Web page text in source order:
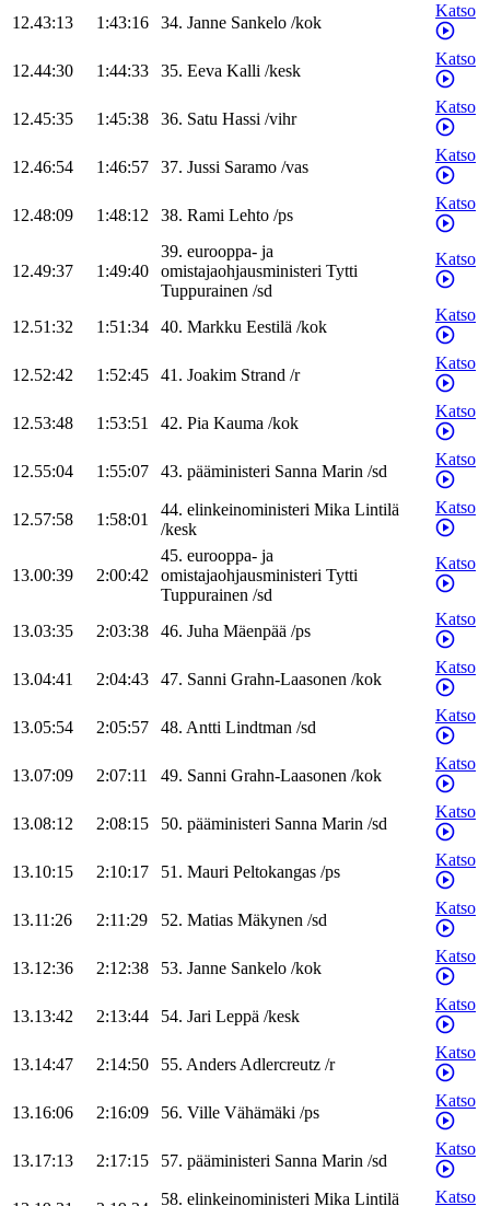
12.43:13 1:43:16 34. Janne Sankelo /kok
Katso
12.44:30 1:44:33 35. Eeva Kalli /kesk
Katso
12.45:35 1:45:38 36. Satu Hassi /vihr
Katso
12.46:54 1:46:57 37. Jussi Saramo /vas
Katso
12.48:09 1:48:12 38. Rami Lehto /ps
Katso
12.49:37 1:49:40
39. eurooppa- ja
omistajaohjausministeri Tytti
Tuppurainen /sd
Katso
12.51:32 1:51:34 40. Markku Eestilä /kok
Katso
12.52:42 1:52:45 41. Joakim Strand /r
Katso
12.53:48 1:53:51 42. Pia Kauma /kok
Katso
12.55:04 1:55:07 43. pääministeri Sanna Marin /sd
Katso
12.57:58 1:58:01
44. elinkeinoministeri Mika Lintilä
/kesk
Katso
13.00:39 2:00:42
45. eurooppa- ja
omistajaohjausministeri Tytti
Tuppurainen /sd
Katso
13.03:35 2:03:38 46. Juha Mäenpää /ps
Katso
13.04:41 2:04:43 47. Sanni Grahn-Laasonen /kok
Katso
13.05:54 2:05:57 48. Antti Lindtman /sd
Katso
13.07:09 2:07:11 49. Sanni Grahn-Laasonen /kok
Katso
13.08:12 2:08:15 50. pääministeri Sanna Marin /sd
Katso
13.10:15 2:10:17 51. Mauri Peltokangas /ps
Katso
13.11:26 2:11:29 52. Matias Mäkynen /sd
Katso
13.12:36 2:12:38 53. Janne Sankelo /kok
Katso
13.13:42 2:13:44 54. Jari Leppä /kesk
Katso
13.14:47 2:14:50 55. AndersAdlercreutz /r
Katso
13.16:06 2:16:09 56. Ville Vähämäki /ps
Katso
13.17:13 2:17:15 57. pääministeri Sanna Marin /sd
Katso
58. elinkeinoministeri Mika Lintilä Katso